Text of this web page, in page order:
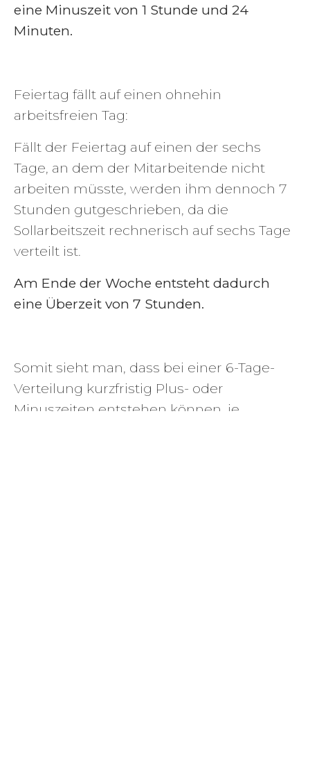
eine Minuszeit von 1 Stunde und 24
Minuten.
Feiertag fällt auf einen ohnehin
arbeitsfreien Tag:
Fällt der Feiertag auf einen der sechs
Tage, an dem der Mitarbeitende nicht
arbeiten müsste, werden ihm dennoch 7
Stunden gutgeschrieben, da die
Sollarbeitszeit rechnerisch auf sechs Tage
verteilt ist.
Am Ende der Woche entsteht dadurch
eine Überzeit von 7 Stunden.
Somit sieht man, dass bei einer 6-Tage-
Verteilung kurzfristig Plus- oder
Minuszeiten entstehen können, je